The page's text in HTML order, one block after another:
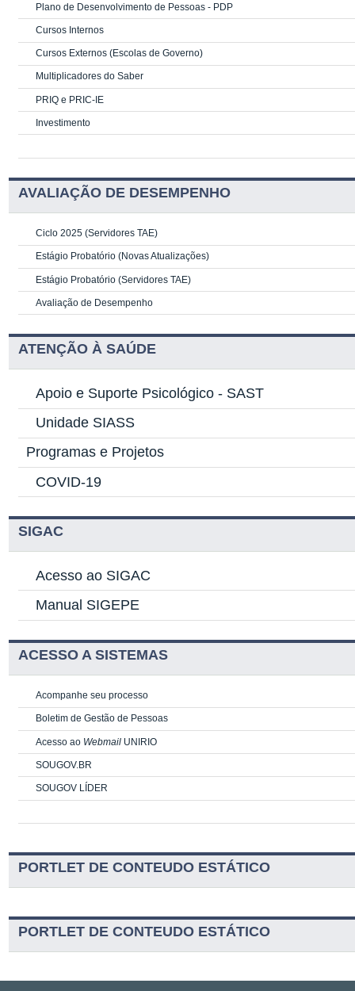
Plano de Desenvolvimento de Pessoas - PDP
Cursos Internos
Cursos Externos (Escolas de Governo)
Multiplicadores do Saber
PRIQ e PRIC-IE
Investimento
AVALIAÇÃO DE DESEMPENHO
Ciclo 2025 (Servidores TAE)
Estágio Probatório (Novas Atualizações)
Estágio Probatório (Servidores TAE)
Avaliação de Desempenho
ATENÇÃO À SAÚDE
Apoio e Suporte Psicológico - SAST
Unidade SIASS
Programas e Projetos
COVID-19
SIGAC
Acesso ao SIGAC
Manual SIGEPE
ACESSO A SISTEMAS
Acompanhe seu processo
Boletim de Gestão de Pessoas
Acesso ao Webmail UNIRIO
SOUGOV.BR
SOUGOV LÍDER
PORTLET DE CONTEUDO ESTÁTICO
PORTLET DE CONTEUDO ESTÁTICO